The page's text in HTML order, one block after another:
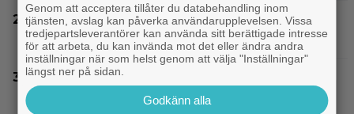
Glöm Tom Hanks – här är Netflix nya Robert
Langdon-skådis
Thrillern med Katherine Heigl sålde bara 6
biobiljetter – historiens lägsta intäkter
Genom att acceptera tillåter du databehandling inom
tjänsten, avslag kan påverka användarupplevelsen. Vissa
tredjepartsleverantörer kan använda sitt berättigade intresse
för att arbeta, du kan invända mot det eller ändra andra
inställningar när som helst genom att välja "Inställningar"
längst ner på sidan.
Godkänn alla